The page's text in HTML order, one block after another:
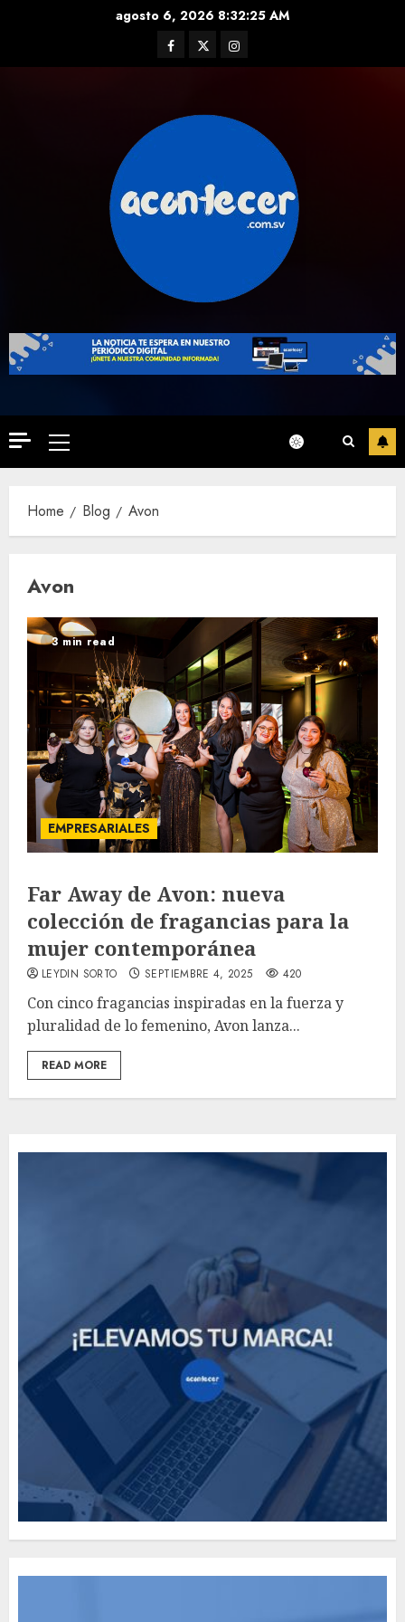
agosto 6, 2026 8:32:25 AM
Facebook
TwitterInstagram
Primary
Menu
Home Blog Avon
Avon
3 min read
EMPRESARIALES
Far Away de Avon: nueva
colección de fragancias para la
mujer contemporánea
LEYDIN SORTO SEPTIEMBRE 4, 2025 420
Con cinco fragancias inspiradas en la fuerza y
pluralidad de lo femenino, Avon lanza...
READ MORE
Need to Know About the
Classic Cars in a Retro